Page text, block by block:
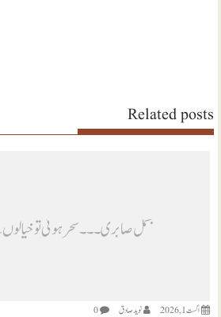
Related posts
بسمل صابری ۔۔۔ سحر ہوئی تو خیالوں
اگست 1, 2026 نويد صادق 0